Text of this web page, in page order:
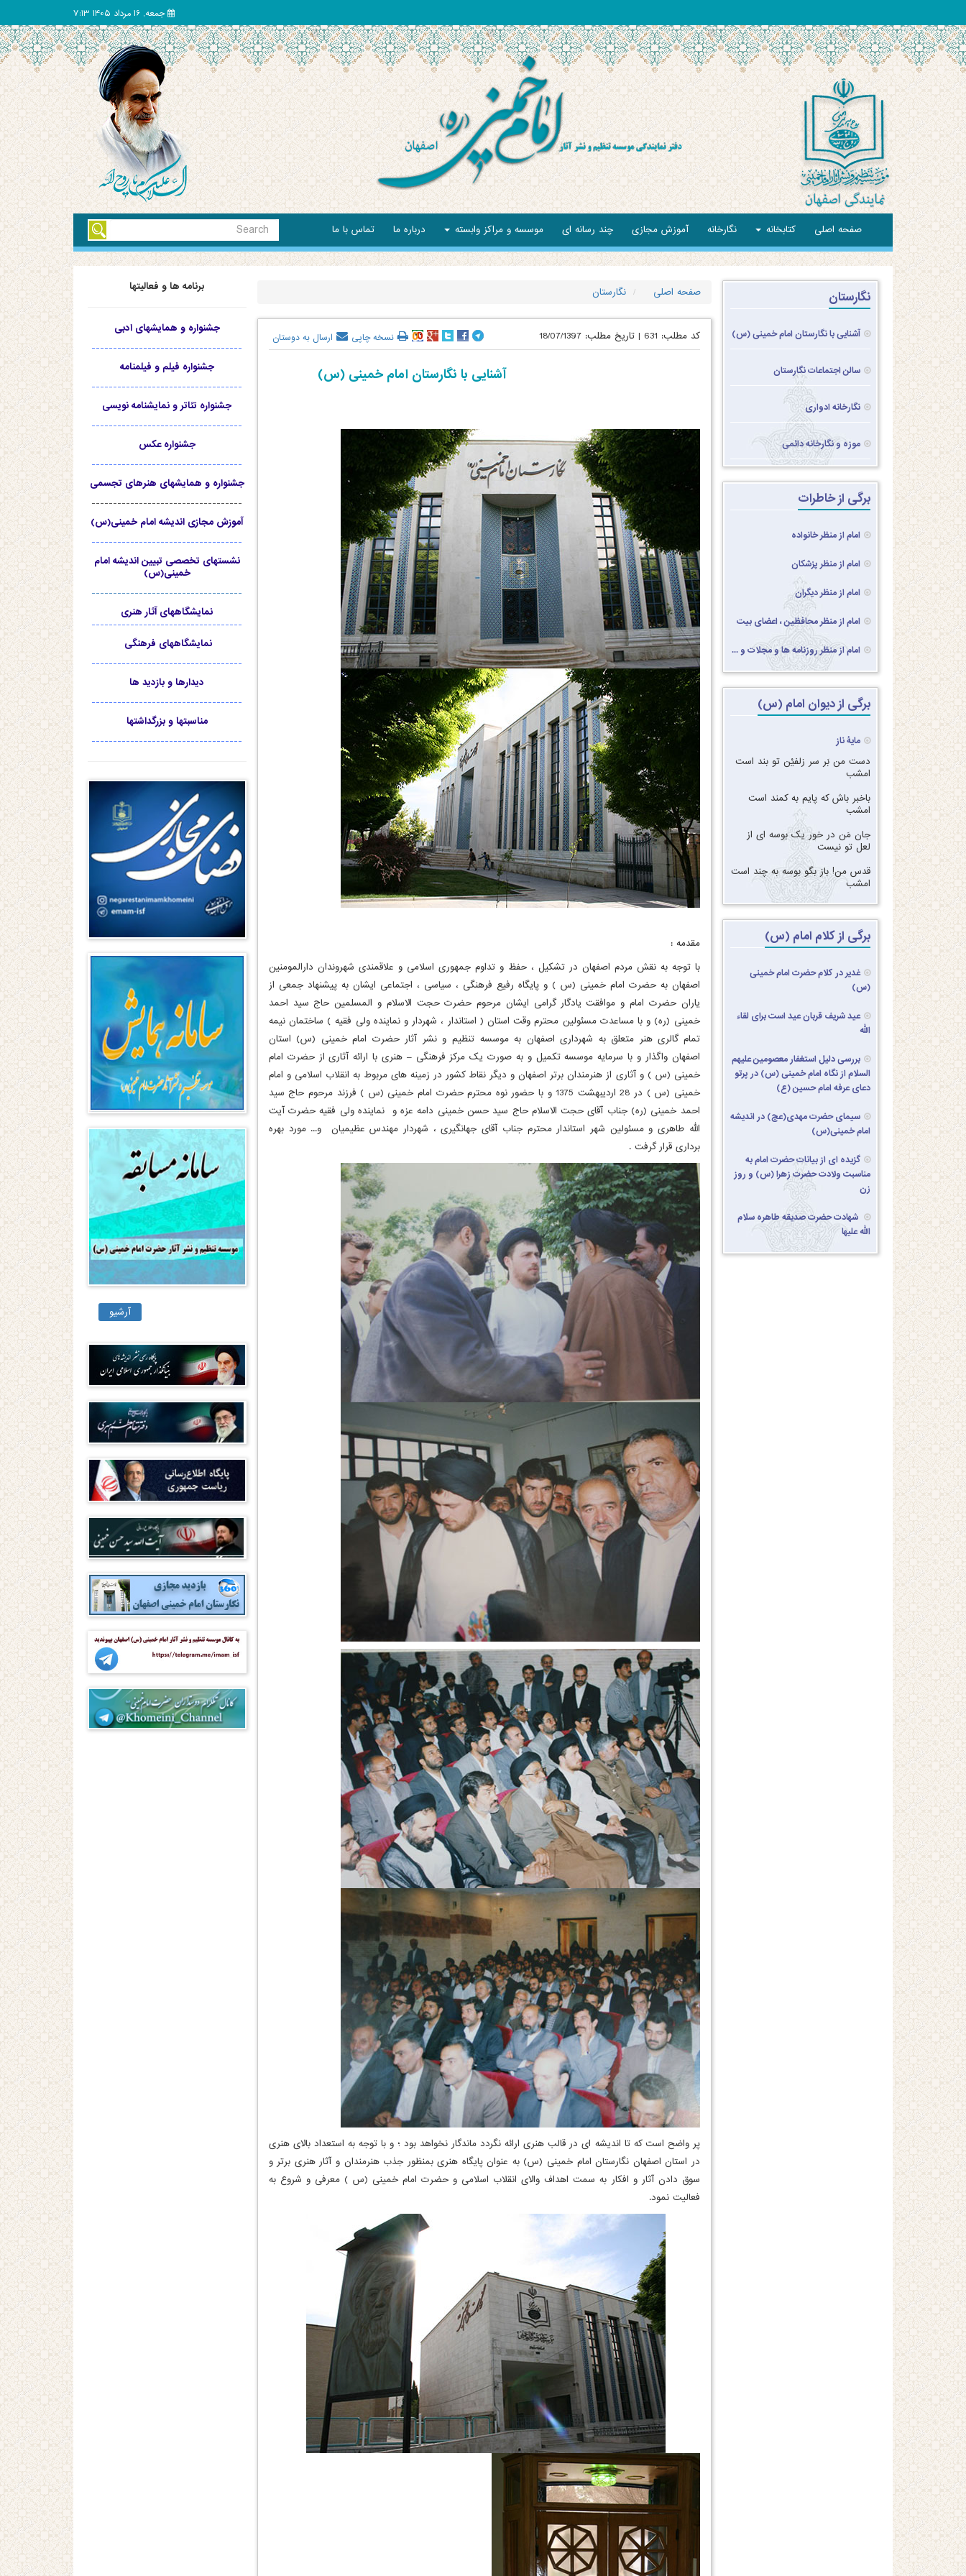
جمعه, 16 مرداد 1405 7:13
صفحه اصلی کتابخانه نگارخانه آموزش مجازی چند رسانه ای موسسه و مراکز وابسته درباره ما تماس با ما
نگارستان
آشنایی با نگارستان امام خمینی (س)
سالن اجتماعات نگارستان
نگارخانه ادواری
موزه و نگارخانه دائمی
برگی از خاطرات
امام از منظر خانواده
امام از منظر پزشکان
امام از منظر دیگران
امام از منظر محافظین ، اعضای بیت
امام از منظر روزنامه ها و مجلات و ...
برگی از دیوان امام (س)
مایۀ ناز
دست من بَر سر زلفیْن تو بند است
امشب‏
‏‏باخبر باش که پایم به کمند است
امشب‏
‏‏جان مَن در خور یک بوسه ای از
لعل تو نیست‏
‏‏قدس من! باز بگو بوسه به چند است
امشب
برگی از کلام امام (س)
غدیر در کلام حضرت امام خمینی
(س)
عید شریف قربان عید است برای لقاء
الله
بررسی دلیل استغفار معصومین علیهم
السلام از نگاه امام خمینی (س) در پرتو
دعای عرفه امام حسین (ع)
سیمای حضرت مهدی(عج) در اندیشه
امام خمینی(س)
گزیده ای از بیانات حضرت امام به
مناسبت ولادت حضرت زهرا (س) و روز
زن
شهادت حضرت صدیقه طاهره سلام
الله علیها
صفحه اصلی نگارستان
کد مطلب: 631
| تاریخ مطلب: 18/07/1397 نسخه چاپی ارسال به دوستان
آشنایی با نگارستان امام خمینی (س)
مقدمه :
با توجه به نقش مردم اصفهان در تشکیل ، حفظ و تداوم جمهوری اسلامی و علاقمندی شهروندان دارالمومنین
اصفهان به حضرت امام خمینی (س ) و پایگاه رفیع فرهنگی ، سیاسی ، اجتماعی ایشان به پیشنهاد جمعی از
یاران حضرت امام و موافقت یادگار گرامی ایشان مرحوم حضرت حجت الاسلام و المسلمین حاج سید احمد
خمینی (ره) و با مساعدت مسئولین محترم وقت استان ( استاندار ، شهردار و نماینده ولی فقیه ) ساختمان نیمه
تمام گالری هنر متعلق به شهرداری اصفهان به موسسه تنظیم و نشر آثار حضرت امام خمینی (س) استان
اصفهان واگذار و با سرمایه موسسه تکمیل و به صورت یک مرکز فرهنگی – هنری با ارائه آثاری از حضرت امام
خمینی (س ) و آثاری از هنرمندان برتر اصفهان و دیگر نقاط کشور در زمینه های مربوط به انقلاب اسلامی و امام
خمینی (س ) در 28 اردیبهشت 1375 و با حضور نوه محترم حضرت امام خمینی (س ) فرزند مرحوم حاج سید
احمد خمینی (ره) جناب آقای حجت الاسلام حاج سید حسن خمینی دامه عزه و نماینده ولی فقیه حضرت آیت
الله طاهری و مسئولین شهر استاندار محترم جناب آقای جهانگیری ، شهردار مهندس عظیمیان و... مورد بهره
برداری قرار گرفت .
پر واضح است که تا اندیشه ای در قالب هنری ارائه نگردد ماندگار نخواهد بود ؛ و با توجه به استعداد بالای هنری
در استان اصفهان نگارستان امام خمینی (س) به عنوان پایگاه هنری بمنظور جذب هنرمندان و آثار هنری برتر و
سوق دادن آثار و افکار به سمت اهداف والای انقلاب اسلامی و حضرت امام خمینی (س ) معرفی و شروع به
فعالیت نمود.
برنامه ها و فعالیتها
جشنواره و همایشهای ادبی
-----------------------------------
جشنواره فیلم و فیلمنامه
-----------------------------------
جشنواره تئاتر و نمایشنامه نویسی
-----------------------------------
جشنواره عکس
-----------------------------------
جشنواره و همایشهای هنرهای تجسمی
-----------------------------------
آموزش مجازی اندیشه امام خمینی(س)
-----------------------------------
نشستهای تخصصی تبیین اندیشه امام
خمینی(س)
-----------------------------------
نمایشگاههای آثار هنری
-----------------------------------
نمایشگاههای فرهنگی
-----------------------------------
دیدارها و بازدید ها
-----------------------------------
مناسبتها و بزرگداشتها
-----------------------------------
آرشیو